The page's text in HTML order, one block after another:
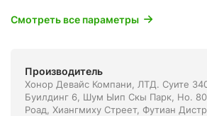
Смотреть все параметры
Производитель
Хонор Девайс Компани, ЛТД. Суите
Буилдинг 6, Шум Ыип Скы Парк, Но.
Роад, Xиангмиху Стреет, Футиан